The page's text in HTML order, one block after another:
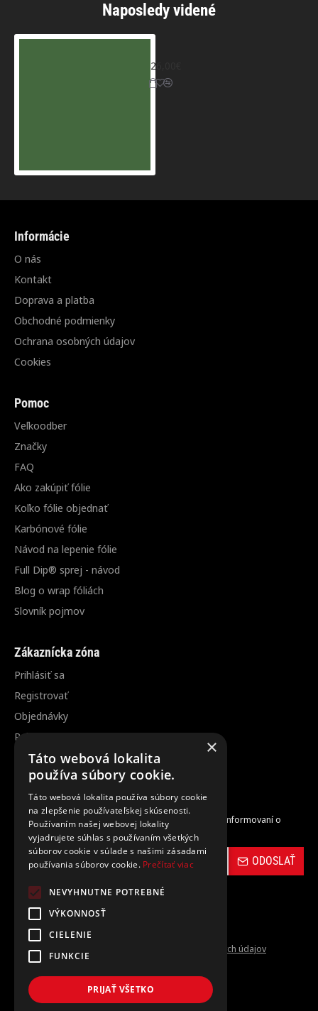
Naposledy videné
26,00€
Informácie
O nás
Kontakt
Doprava a platba
Obchodné podmienky
Ochrana osobných údajov
Cookies
Pomoc
Veľkoodber
Značky
FAQ
Ako zakúpiť fólie
Koľko fólie objednať
Karbónové fólie
Návod na lepenie fólie
Full Dip® sprej - návod
Blog o wrap fóliách
Slovník pojmov
Zákaznícka zóna
Prihlásiť sa
Registrovať
Objednávky
Reklamácia / vrátenie tovaru
Zrušenie objednávky
Odber noviniek
Zaregistrujte sa do nášho odberu noviniek a buďte informovaní o
novinkách a propagačných akciách.
ODOSLAŤ
Prečítal(a) som si a súhlasím s Ochrana osobných údajov
×
Táto webová lokalita
používa súbory cookie.
Táto webová lokalita používa súbory cookie
na zlepšenie používateľskej skúsenosti.
Používaním našej webovej lokality
vyjadrujete súhlas s používaním všetkých
súborov cookie v súlade s našimi zásadami
používania súborov cookie. Prečítať viac
NEVYHNUTNE POTREBNÉ
VÝKONNOSŤ
CIELENIE
FUNKCIE
PRIJAŤ VŠETKO